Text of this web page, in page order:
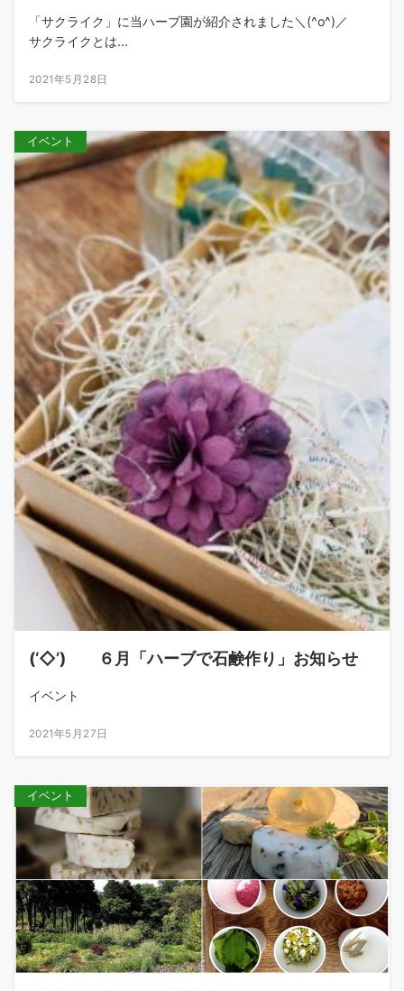
「サクライク」に当ハーブ園が紹介されました＼(^o^)／
サクライクとは...
2021年5月28日
イベント
(‘◇’)ゞ ６月「ハーブで石鹸作り」お知らせ
イベント
2021年5月27日
イベント